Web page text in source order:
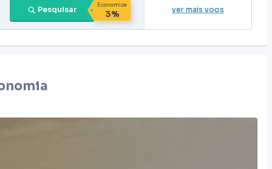
Pesquisar
Economize
3% ver mais voos